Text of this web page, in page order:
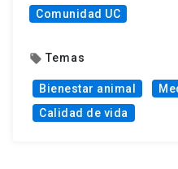
Comunidad UC
local_offer Temas
Bienestar animal
Calidad de vida